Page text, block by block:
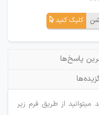
کلیک کنید
پاسخ‌ها
میتوانید از طریق فرم زیر